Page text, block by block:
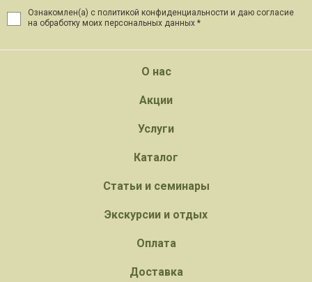
Ознакомлен(а) с политикой конфиденциальности и даю согласие
на обработку моих персональных данных *
О нас
Акции
Услуги
Каталог
Статьи и семинары
Экскурсии и отдых
Оплата
Доставка